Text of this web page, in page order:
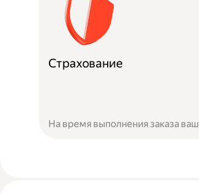
Страхование
На время выполнения заказа